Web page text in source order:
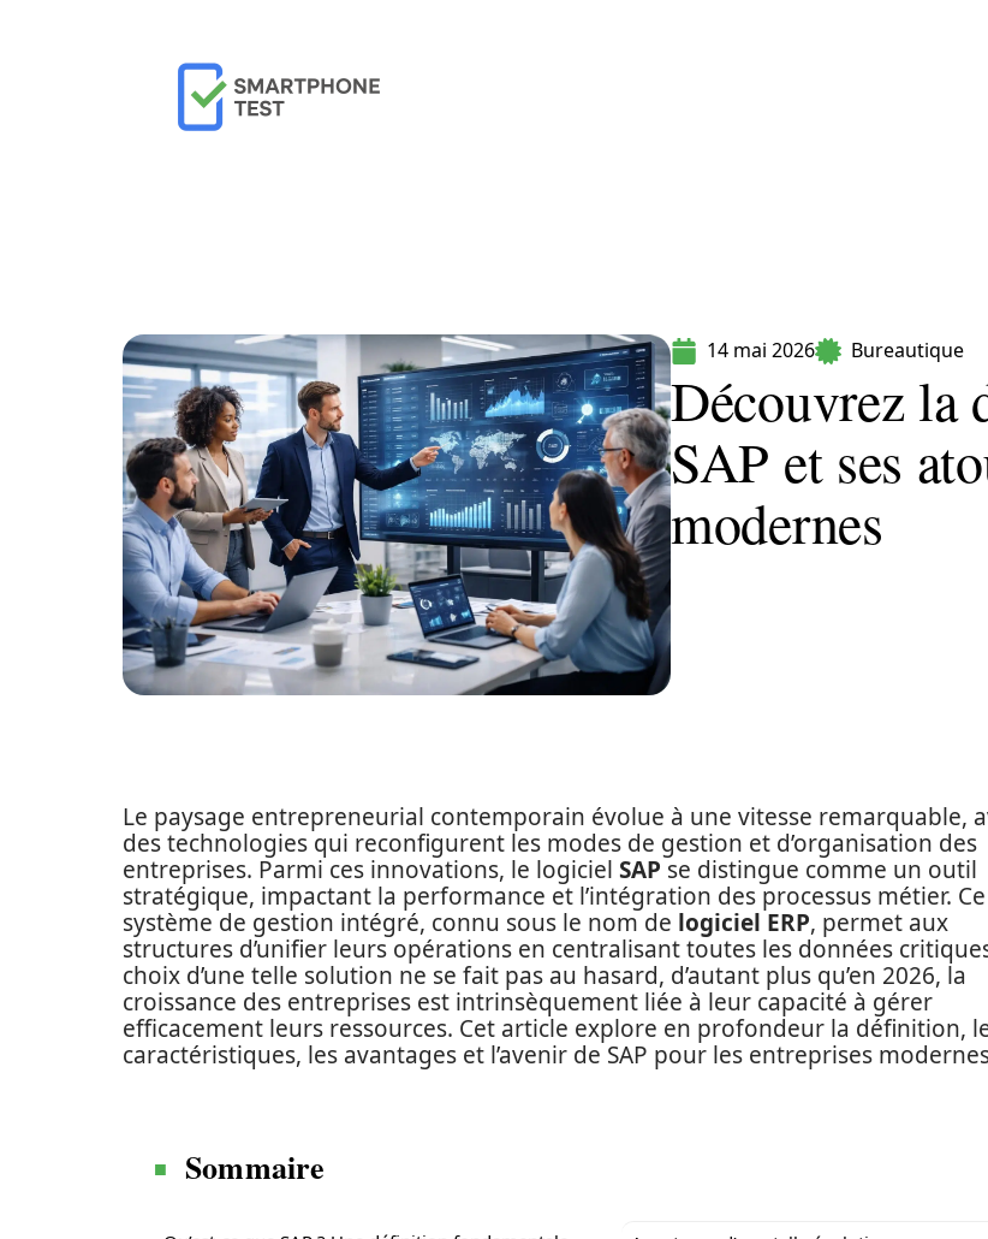
14 mai 2026 Bureautique
Découvrez
SAP et ses
modernes
Le paysage entrepreneurial contemporain évolue à une vitesse remarquable,
des technologies qui reconfigurent les modes de gestion et d’organisation des
entreprises. Parmi ces innovations, le logiciel SAP se distingue comme un outil
stratégique, impactant la performance et l’intégration des processus métier. Ce
système de gestion intégré, connu sous le nom de logiciel ERP, permet aux
structures d’unifier leurs opérations en centralisant toutes les données
choix d’une telle solution ne se fait pas au hasard, d’autant plus qu’en 2026, la
croissance des entreprises est intrinsèquement liée à leur capacité à gérer
efficacement leurs ressources. Cet article explore en profondeur la définition,
caractéristiques, les avantages et l’avenir de SAP pour les entreprises
Sommaire